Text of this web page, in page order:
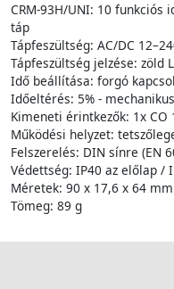
CRM-93H/UNI: 10 funkciós
táp
Tápfeszültség: AC/DC
Tápfeszültség jelzése: zöld
Idő beállítása: forgó
Időeltérés: 5% -
Kimeneti érintkezők: 1x CO
Működési helyzet:
Felszerelés: DIN sínre (EN
Védettség: IP40 az előlap /
Méretek: 90 x 17,6 x 64 mm
Tömeg: 89 g